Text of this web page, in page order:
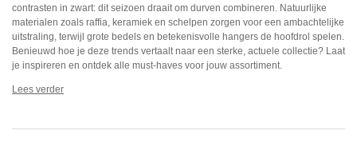
contrasten in zwart: dit seizoen draait om durven combineren. Natuurlijke
materialen zoals raffia, keramiek en schelpen zorgen voor een ambachtelijke
uitstraling, terwijl grote bedels en betekenisvolle hangers de hoofdrol spelen.
Benieuwd hoe je deze trends vertaalt naar een sterke, actuele collectie? Laat
je inspireren en ontdek alle must-haves voor jouw assortiment.
Lees verder